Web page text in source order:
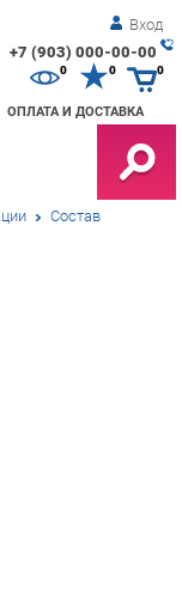
Вход
+7 (903) 000-00-00
ОПЛАТА И ДОСТАВКА
0 0
Состав